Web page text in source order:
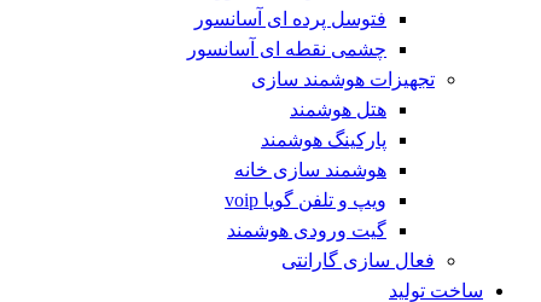
فتوسل پرده ای آسانسور
چشمی نقطه ای آسانسور
تجهیزات هوشمند سازی
هتل هوشمند
پارکینگ هوشمند
هوشمند سازی خانه
ویپ و تلفن گویا voip
گیت ورودی هوشمند
فعال سازی گارانتی
ساخت تولید